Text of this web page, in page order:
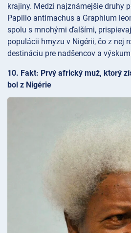
krajiny. Medzi najznámejšie druhy
Papilio antimachus a Graphium
spolu s mnohými ďalšími,
populácii hmyzu v Nigérii, čo z nej
destináciu pre nadšencov a
10. Fakt: Prvý africký muž, ktorý
bol z Nigérie